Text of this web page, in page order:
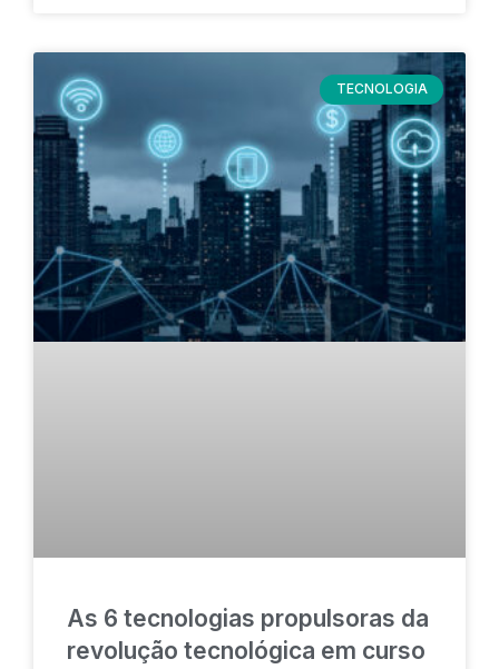
TECNOLOGIA
As 6 tecnologias propulsoras da
revolução tecnológica em curso